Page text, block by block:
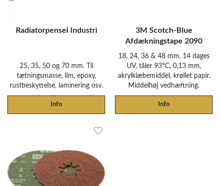
Radiatorpensel Industri
25, 35, 50 og 70 mm. Til
tætningsmasse, lim, epoxy,
rustbeskyttelse, laminering osv.
Info
3M Scotch-Blue
Afdækningstape 2090
18, 24, 36 & 48 mm. 14 dages
UV, tåler 93°C, 0,13 mm,
akrylklæbemiddel, krøllet papir.
Middelhøj vedhæftning.
Info